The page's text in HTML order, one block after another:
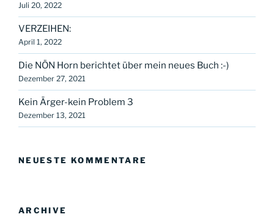
Juli 20, 2022
VERZEIHEN:
April 1, 2022
Die NÖN Horn berichtet über mein neues Buch :-)
Dezember 27, 2021
Kein Ärger-kein Problem 3
Dezember 13, 2021
NEUESTE KOMMENTARE
ARCHIVE